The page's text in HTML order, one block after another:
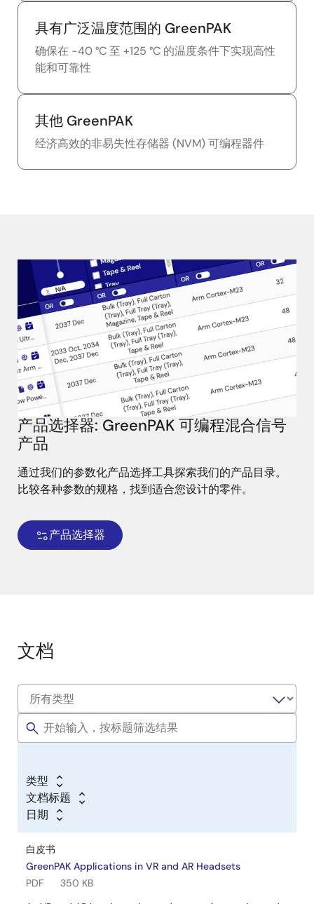
具有广泛温度范围的 GreenPAK
确保在 -40 °C 至 +125 °C 的温度条件下实现高性
能和可靠性
其他 GreenPAK
经济高效的非易失性存储器 (NVM) 可编程器件
产品选择器: GreenPAK 可编程混合信号
产品
通过我们的参数化产品选择工具探索我们的产品目录。
比较各种参数的规格，找到适合您设计的零件。
产品选择器
文档
类型
文档标题
日期
白皮书
GreenPAK Applications in VR and AR Headsets
PDF
350 KB